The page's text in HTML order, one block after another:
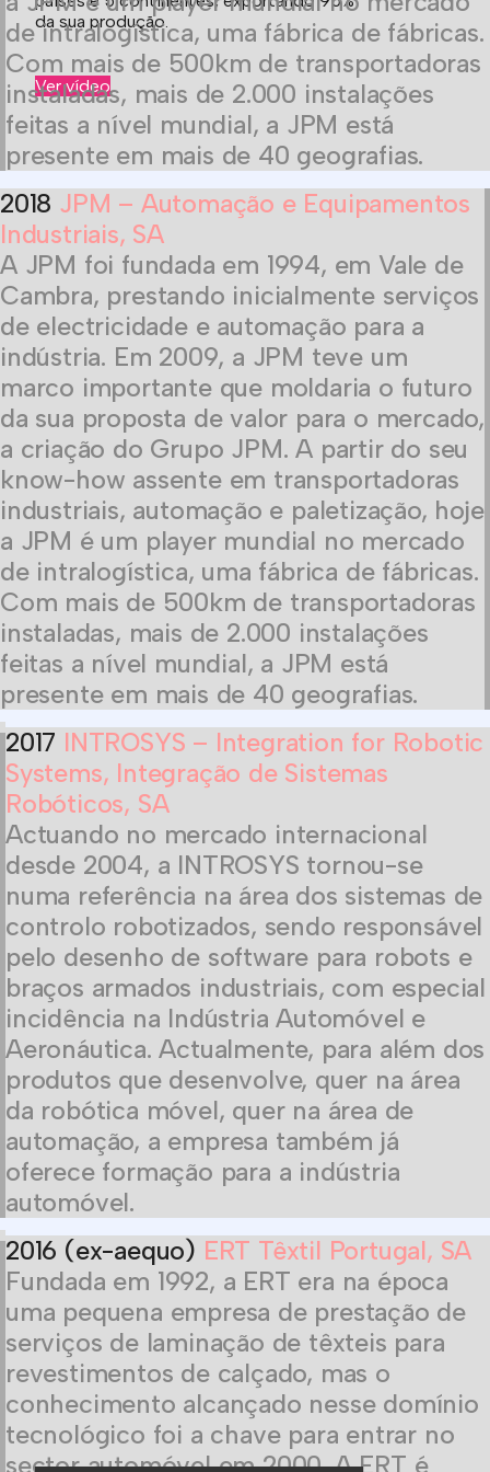
da sua produção.
Ver vídeo
de intralogística, uma fábrica de fábricas.
Com mais de 500km de transportadoras
instaladas, mais de 2.000 instalações
feitas a nível mundial, a JPM está
presente em mais de 40 geografias.
2018 JPM – Automação e Equipamentos
Industriais, SA
A JPM foi fundada em 1994, em Vale de
Cambra, prestando inicialmente serviços
de electricidade e automação para a
indústria. Em 2009, a JPM teve um
marco importante que moldaria o futuro
da sua proposta de valor para o mercado,
a criação do Grupo JPM. A partir do seu
know-how assente em transportadoras
industriais, automação e paletização, hoje
a JPM é um player mundial no mercado
de intralogística, uma fábrica de fábricas.
Com mais de 500km de transportadoras
instaladas, mais de 2.000 instalações
feitas a nível mundial, a JPM está
presente em mais de 40 geografias.
2017 INTROSYS – Integration for Robotic
Systems, Integração de Sistemas
Robóticos, SA
Actuando no mercado internacional
desde 2004, a INTROSYS tornou-se
numa referência na área dos sistemas de
controlo robotizados, sendo responsável
pelo desenho de software para robots e
braços armados industriais, com especial
incidência na Indústria Automóvel e
Aeronáutica. Actualmente, para além dos
produtos que desenvolve, quer na área
da robótica móvel, quer na área de
automação, a empresa também já
oferece formação para a indústria
automóvel.
2016 (ex-aequo) ERT Têxtil Portugal, SA
Fundada em 1992, a ERT era na época
uma pequena empresa de prestação de
serviços de laminação de têxteis para
revestimentos de calçado, mas o
conhecimento alcançado nesse domínio
tecnológico foi a chave para entrar no
sector automóvel em 2000. A ERT é